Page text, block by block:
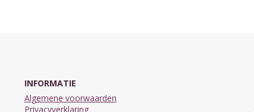
INFORMATIE
Algemene voorwaarden
Privacyverklaring